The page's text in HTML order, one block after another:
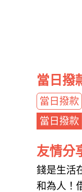
當日撥
當日撥款
當日撥款
友情分
錢是生活
和為人！